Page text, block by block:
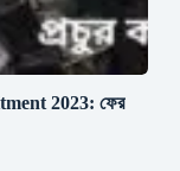
2023: ফের